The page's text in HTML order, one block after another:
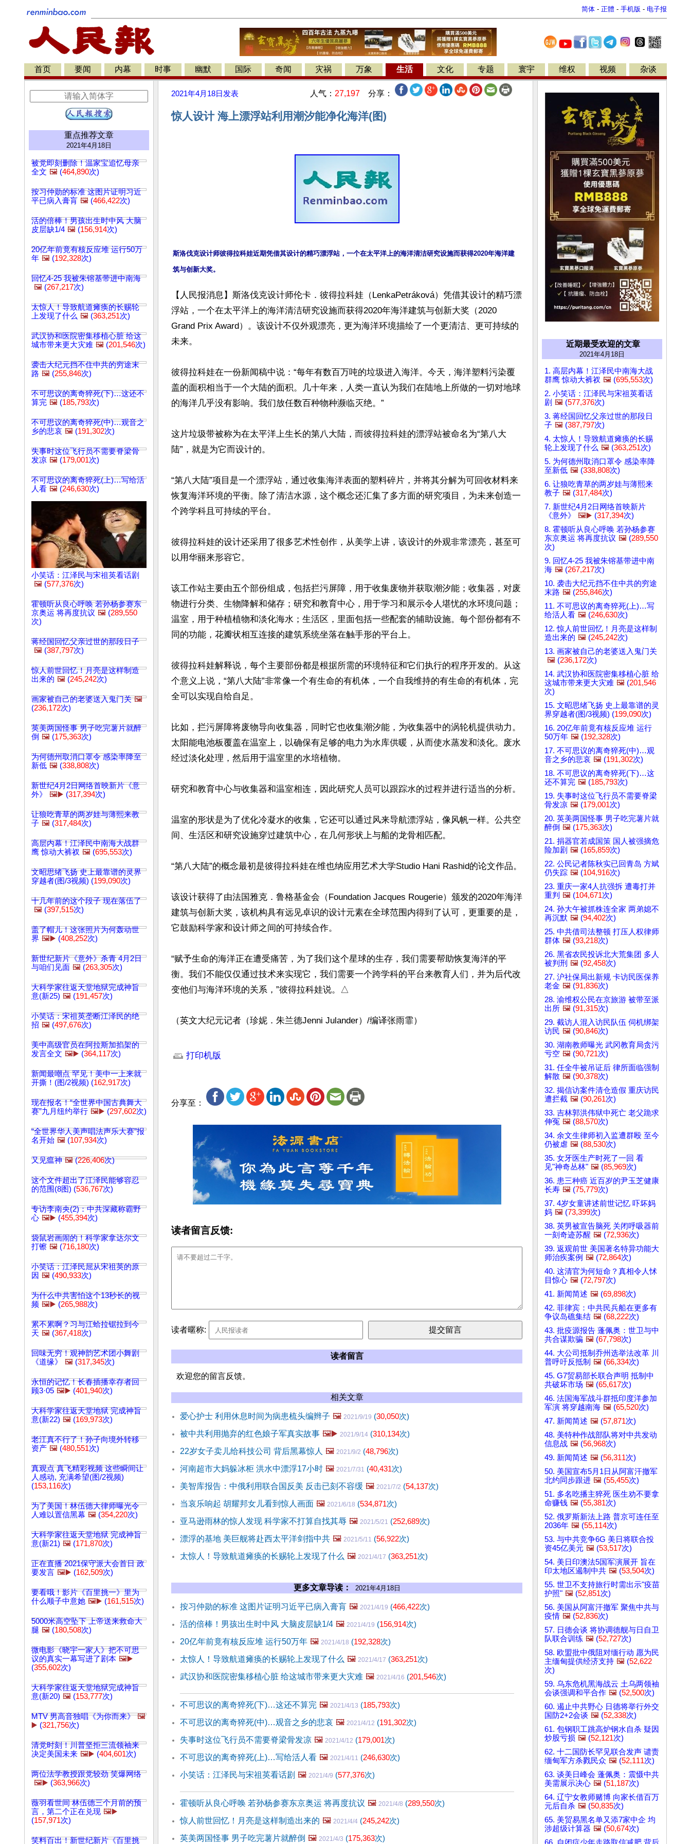
简体 - 正體 - 手机版 - 电子报
首页 要闻 内幕 时事 幽默 国际 奇闻 灾祸 万象 生活 文化 专题 寰宇 维权 视频 杂谈
重点推荐文章
2021年4月18日
被党即刻删除！温家宝追忆母亲
全文 🖼️ (464,890次)
按习仲勋的标准 这图片证明习近
平已病入膏肓 🖼️ (466,422次)
活的倍棒！男孩出生时中风 大脑
皮层缺1/4 🖼️ (156,914次)
20亿年前竟有核反应堆 运行50万
年 🖼️ (192,328次)
回忆4-25 我被朱镕基带进中南海
🖼️ (267,217次)
太惊人！导致航道瘫痪的长赐轮
上发现了什么 🖼️ (363,251次)
武汉协和医院密集移植心脏 给这
城市带来更大灾难 🖼️ (201,546次)
袭击大纪元挡不住中共的穷途末
路 🖼️ (255,846次)
不可思议的离奇猝死(下)…这还不
算完 🖼️ (185,793次)
不可思议的离奇猝死(中)…观音之
乡的悲哀 🖼️ (191,302次)
失事时这位飞行员不需要脊梁骨
发凉 🖼️ (179,001次)
不可思议的离奇猝死(上)…写给活
人看 🖼️ (246,630次)
小笑话：江泽民与宋祖英看话剧
🖼️ (577,376次)
霍顿听从良心呼唤 若孙杨参赛东
京奥运 将再度抗议 🖼️ (289,550
次)
蒋经国回忆父亲过世的那段日子
🖼️ (387,797次)
惊人前世回忆！月亮是这样制造
出来的 🖼️ (245,242次)
画家被自己的老婆送入鬼门关 🖼️
(236,172次)
英美两国怪事 男子吃完薯片就醉
倒 🖼️ (175,363次)
为何德州取消口罩令 感染率降至
新低 🖼️ (338,808次)
新世纪4月2日网络首映新片《意
外》
🖼️▶️ (317,394次)
让狼吃青草的两岁娃与薄熙来教
子 🖼️ (317,484次)
高层内幕！江泽民中南海大战群
鹰 惊动大裤衩 🖼️ (695,553次)
文昭思绪飞扬 史上最靠谱的灵界
穿越者(图/3视频) (199,090次)
十几年前的这个段子 现在落伍了
🖼️ (397,515次)
盖了帽儿！这张照片为何轰动世
界 🖼️▶️ (408,252次)
新世纪新片《意外》杀青 4月2日
与咱们见面 🖼️ (263,305次)
大科学家往返天堂地狱完成神旨
意(新25) 🖼️ (191,457次)
小笑话：宋祖英垄断江泽民的绝
招 🖼️ (497,676次)
美中高级官员在阿拉斯加掐架的
发言全文 🖼️▶️ (364,117次)
新闻最嘲点 罕见！美中一上来就
开撕！(图/2视频) (162,917次)
现在报名！“全世界中国古典舞大
赛”九月纽约举行 🖼️▶️ (297,602次)
“全世界华人美声唱法声乐大赛”报
名开始 🖼️ (107,934次)
又见瘟神 🖼️(226,406次)
这个文件超出了江泽民能够容忍
的范围(8图) (536,767次)
专访李南央(2)：中共深藏称霸野
心 🖼️▶️ (455,394次)
袋鼠岩画闹的！科学家拿达尔文
打镲 🖼️ (716,180次)
小笑话：江泽民屈从宋祖英的原
因 🖼️ (490,933次)
为什么中共害怕这个13秒长的视
频 🖼️▶️ (265,988次)
累不累啊？习与江蛤拉锯拉到今
天 🖼️ (367,418次)
回味无穷！观神韵艺术团小舞剧
《道缘》
🖼️ (317,345次)
永恒的记忆！长春插播幸存者回
顾3·05 🖼️▶️ (401,940次)
大科学家往返天堂地狱 完成神旨
意(新22) 🖼️ (169,973次)
老江真不行了！孙子向境外转移
资产 🖼️ (480,551次)
真观点 真飞精彩视频 这些瞬间让
人感动, 充满希望(图/2视频)
(153,116次)
为了美国！林伍德大律师曝光令
人难以置信黑幕 🖼️ (354,220次)
大科学家往返天堂地狱 完成神旨
意(新21) 🖼️ (171,870次)
正在直播 2021保守派大会首日 政
要发言 🖼️▶️ (162,509次)
要看哦！影片《百里挑一》里为
什么顺子中意她 🖼️▶️ (161,515次)
5000米高空坠下 上帝送来救命大
腿 🖼️ (180,508次)
微电影《晓宇一家人》把不可思
议的真实一幕写进了剧本 🖼️▶️
(355,602次)
大科学家往返天堂地狱完成神旨
意(新20) 🖼️ (153,777次)
MTV 男高音独唱《为你而来》 🖼️
▶️ (321,756次)
清党时刻！川普坚拒三流领袖来
决定美国未来 🖼️▶️ (404,601次)
两位法学教授跟党较劲 笑爆网络
🖼️▶️ (363,966次)
薇羽看世间 林伍德三个月前的预
言，第二个正在兑现 🖼️▶️
(157,971次)
笑料百出！新世纪新片《百里挑
2021年4月18日 发表 人气： 27,197 分享：
惊人设计 海上漂浮站利用潮汐能净化海洋(图)
斯洛伐克设计师彼得拉科娃近期凭借其设计的精巧漂浮站，一个在太平洋上的海洋清洁研究设施而获得2020年海洋建
【人民报消息】斯洛伐克设计师伦卡．彼得拉科娃（LenkaPetráková）凭借其设计的精巧漂
浮站，一个在太平洋上的海洋清洁研究设施而获得2020年海洋建筑与创新大奖（2020
Grand Prix Award）。该设计不仅外观漂亮，更为海洋环境描绘了一个更清洁、更可持续的
未来。
彼得拉科娃在一份新闻稿中说：“每年有数百万吨的垃圾进入海洋。今天，海洋塑料污染覆
盖的面积相当于一个大陆的面积。几十年来，人类一直认为我们在陆地上所做的一切对地球
的海洋几乎没有影响。我们放任数百种物种濒临灭绝。”
这片垃圾带被称为在太平洋上生长的第八大陆，而彼得拉科娃的漂浮站被命名为“第八大
陆”，就是为它而设计的。
“第八大陆”项目是一个漂浮站，通过收集海洋表面的塑料碎片，并将其分解为可回收材料来
恢复海洋环境的平衡。除了清洁水源，这个概念还汇集了多方面的研究项目，为未来创造一
个跨学科且可持续的平台。
彼得拉科娃的设计还采用了很多艺术性创作，从美学上讲，该设计的外观非常漂亮，甚至可
以用华丽来形容它。
该工作站主要由五个部份组成，包括拦污屏障，用于收集废物并获取潮汐能；收集器，对废
物进行分类、生物降解和储存；研究和教育中心，用于学习和展示令人堪忧的水环境问题；
温室，用于种植植物和淡化海水；生活区，里面包括一些配套的辅助设施。每个部份都有不
同的功能，花瓣状相互连接的建筑系统坐落在触手形的平台上。
彼得拉科娃解释说，每个主要部份都是根据所需的环境特征和它们执行的程序开发的。从这
个意义上说，“第八大陆”非常像一个有生命的有机体，一个自我维持的有生命的有机体，完
全可以实现自给自足。
比如，拦污屏障将废物导向收集器，同时它也收集潮汐能，为收集器中的涡轮机提供动力。
太阳能电池板覆盖在温室上，以确保有足够的电力为水库供暖，从而使水蒸发和淡化。废水
经过淡化处理，然后用于温室里的水培植物。
研究和教育中心与收集器和温室相连，因此研究人员可以跟踪水的过程并进行适当的分析。
温室的形状是为了优化冷凝水的收集，它还可以通过风来导航漂浮站，像风帆一样。公共空
间、生活区和研究设施穿过建筑中心，在几何形状上与船的龙骨相匹配。
“第八大陆”的概念最初是彼得拉科娃在维也纳应用艺术大学Studio Hani Rashid的论文作品。
该设计获得了由法国雅克．鲁格基金会（Foundation Jacques Rougerie）颁发的2020年海洋
建筑与创新大奖，该机构具有远见卓识的设计元素在全球范围内得到了认可，更重要的是，
它鼓励科学家和设计师之间的可持续合作。
“赋予生命的海洋正在遭受痛苦，为了我们这个星球的生存，我们需要帮助恢复海洋的平
衡。我们不能仅仅通过技术来实现它，我们需要一个跨学科的平台来教育人们，并为后代改
变他们与海洋环境的关系，”彼得拉科娃说。△
（英文大纪元记者（珍妮．朱兰德Jenni Julander）/编译张雨霏）
打印机版
分享至：
读者留言反馈:
读者暱称:
读者留言
欢迎您的留言反馈。
相关文章
爱心护士 利用休息时间为病患梳头编辫子 🖼️ 2021/9/19 (30,050次)
被中共利用抛弃的红色娘子军真实故事 🖼️▶️ 2021/9/14 (310,134次)
22岁女子卖儿给科技公司 背后黑幕惊人 🖼️ 2021/9/2 (48,796次)
河南超市大妈躲冰柜 洪水中漂浮17小时 🖼️ 2021/7/31 (40,431次)
美智库报告：中俄利用联合国反美 反击已刻不容缓 🖼️ 2021/7/2 (54,137次)
当哀乐响起 胡耀邦女儿看到惊人画面 🖼️ 2021/6/18 (534,871次)
亚马逊雨林的惊人发现 科学家不打算自找其辱 🖼️ 2021/5/21 (252,689次)
漂浮的基地 美巨舰将赴西太平洋剑指中共 🖼️ 2021/5/11 (56,922次)
太惊人！导致航道瘫痪的长赐轮上发现了什么 🖼️ 2021/4/17 (363,251次)
更多文章导读： 2021年4月18日
按习仲勋的标准 这图片证明习近平已病入膏肓 🖼️ 2021/4/19 (466,422次)
活的倍棒！男孩出生时中风 大脑皮层缺1/4 🖼️ 2021/4/19 (156,914次)
20亿年前竟有核反应堆 运行50万年 🖼️ 2021/4/18 (192,328次)
太惊人！导致航道瘫痪的长赐轮上发现了什么 🖼️ 2021/4/17 (363,251次)
武汉协和医院密集移植心脏 给这城市带来更大灾难 🖼️ 2021/4/16 (201,546次)
不可思议的离奇猝死(下)…这还不算完 🖼️ 2021/4/13 (185,793次)
不可思议的离奇猝死(中)…观音之乡的悲哀 🖼️ 2021/4/12 (191,302次)
失事时这位飞行员不需要脊梁骨发凉 🖼️ 2021/4/12 (179,001次)
不可思议的离奇猝死(上)…写给活人看 🖼️ 2021/4/11 (246,630次)
小笑话：江泽民与宋祖英看话剧 🖼️ 2021/4/9 (577,376次)
霍顿听从良心呼唤 若孙杨参赛东京奥运 将再度抗议 🖼️ 2021/4/8 (289,550次)
惊人前世回忆！月亮是这样制造出来的 🖼️ 2021/4/4 (245,242次)
英美两国怪事 男子吃完薯片就醉倒 🖼️ 2021/4/3 (175,363次)
近期最受欢迎的文章
2021年4月18日
1. 高层内幕！江泽民中南海大战
群鹰 惊动大裤衩 🖼️ (695,553次)
2. 小笑话：江泽民与宋祖英看话
剧 🖼️ (577,376次)
3. 蒋经国回忆父亲过世的那段日
子 🖼️ (387,797次)
4. 太惊人！导致航道瘫痪的长赐
轮上发现了什么 🖼️ (363,251次)
5. 为何德州取消口罩令 感染率降
至新低 🖼️ (338,808次)
6. 让狼吃青草的两岁娃与薄熙来
教子 🖼️ (317,484次)
7. 新世纪4月2日网络首映新片
《意外》
🖼️▶️ (317,394次)
8. 霍顿听从良心呼唤 若孙杨参赛
东京奥运 将再度抗议 🖼️ (289,550
次)
9. 回忆4-25 我被朱镕基带进中南
海 🖼️ (267,217次)
10. 袭击大纪元挡不住中共的穷途
末路 🖼️ (255,846次)
11. 不可思议的离奇猝死(上)…写
给活人看 🖼️ (246,630次)
12. 惊人前世回忆！月亮是这样制
造出来的 🖼️ (245,242次)
13. 画家被自己的老婆送入鬼门关
🖼️ (236,172次)
14. 武汉协和医院密集移植心脏 给
这城市带来更大灾难 🖼️ (201,546
次)
15. 文昭思绪飞扬 史上最靠谱的灵
界穿越者(图/3视频) (199,090次)
16. 20亿年前竟有核反应堆 运行
50万年 🖼️ (192,328次)
17. 不可思议的离奇猝死(中)…观
音之乡的悲哀 🖼️ (191,302次)
18. 不可思议的离奇猝死(下)…这
还不算完 🖼️ (185,793次)
19. 失事时这位飞行员不需要脊梁
骨发凉 🖼️ (179,001次)
20. 英美两国怪事 男子吃完薯片就
醉倒 🖼️ (175,363次)
21. 捐器官若成国策 国人被强摘危
险加剧 🖼️ (165,859次)
22. 公民记者陈秋实已回青岛 方斌
仍失踪 🖼️ (104,916次)
23. 重庆一家4人抗强拆 遭毒打并
重判 🖼️ (104,671次)
24. 孙大午被抓株连全家 两弟媳不
再沉默 🖼️ (94,402次)
25. 中共借司法整顿 打压人权律师
群体 🖼️ (93,218次)
26. 黑省农民投诉北大荒集团 多人
被判刑 🖼️ (92,458次)
27. 沪社保局出新规 卡访民医保养
老金 🖼️ (91,836次)
28. 渝维权公民在京旅游 被带至派
出所 🖼️ (91,315次)
29. 截访人混入访民队伍 伺机绑架
访民 🖼️ (90,846次)
30. 湖南教师曝光 武冈教育局贪污
亏空 🖼️ (90,721次)
31. 任全牛被吊证后 律所面临强制
解散 🖼️ (90,378次)
32. 揭信访案件清仓造假 重庆访民
遭拦截 🖼️ (90,261次)
33. 吉林郭洪伟狱中死亡 老父跪求
伸冤 🖼️ (88,570次)
34. 余文生律师初入监遭群殴 至今
仍被虐 🖼️ (88,530次)
35. 女牙医生产时死了一回 看
见"神奇丛林" 🖼️ (85,969次)
36. 患三种癌 近百岁的尹玉芝健康
长寿 🖼️ (75,779次)
37. 4岁女童讲述前世记忆 吓坏妈
妈 🖼️ (73,399次)
38. 英男被宣告脑死 关闭呼吸器前
一刻奇迹苏醒 🖼️ (72,936次)
39. 返观前世 美国著名特异功能大
师治疾案例 🖼️ (72,864次)
40. 这清官为何短命？真相令人怵
目惊心 🖼️ (72,797次)
41. 新闻简述 🖼️ (69,898次)
42. 菲律宾：中共民兵船在更多有
争议岛礁集结 🖼️ (68,222次)
43. 批疫源报告 蓬佩奥：世卫与中
共合谋欺骗 🖼️ (67,798次)
44. 大公司抵制乔州选举法改革 川
普呼吁反抵制 🖼️ (66,334次)
45. G7贸易部长联合声明 抵制中
共破坏市场 🖼️ (65,617次)
46. 法国海军战斗群抵印度洋参加
军演 将穿越南海 🖼️ (65,520次)
47. 新闻简述 🖼️ (57,871次)
48. 美特种作战部队将对中共发动
信息战 🖼️ (56,968次)
49. 新闻简述 🖼️ (56,311次)
50. 美国宣布5月1日从阿富汗撤军
北约同步跟进 🖼️ (55,455次)
51. 多名吃播主猝死 医生劝不要拿
命赚钱 🖼️ (55,381次)
52. 俄罗斯新法上路 普京可连任至
2036年 🖼️ (55,114次)
53. 与中共竞争6G 美日将联合投
资45亿美元 🖼️ (53,517次)
54. 美日印澳法5国军演展开 旨在
印太地区遏制中共 🖼️ (53,504次)
55. 世卫不支持旅行时需出示"疫苗
护照" 🖼️ (52,851次)
56. 美国从阿富汗撤军 聚焦中共与
疫情 🖼️ (52,836次)
57. 日德会谈 将协调德舰与日自卫
队联合训练 🖼️ (52,727次)
58. 欧盟批中俄阻对缅行动 愿为民
主缅甸提供经济支持 🖼️ (52,622
次)
59. 乌东危机黑海战云 土乌两领袖
会谈强调和平合作 🖼️ (52,500次)
60. 遏止中共野心 日德将举行外交
国防2+2会谈 🖼️ (52,338次)
61. 包钢职工跳高炉钢水自杀 疑因
炒股亏损 🖼️ (52,121次)
62. 十二国防长罕见联合发声 谴责
缅甸军方杀戮民众 🖼️ (52,111次)
63. 谈美日峰会 蓬佩奥：震慑中共
美需展示决心 🖼️ (51,187次)
64. 辽宁女教师赌博 向家长借百万
元后自杀 🖼️ (50,835次)
65. 美贸易黑名单又添7家中企 均
涉超级计算器 🖼️ (50,674次)
66. 自闭症少年走路取信减肥 背后